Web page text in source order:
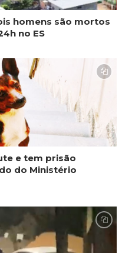
homens são mortos
no ES
e tem prisão
do Ministério